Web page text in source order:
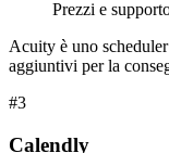
Prezzi e
Acuity è uno
aggiuntivi per la
#3
Calendly